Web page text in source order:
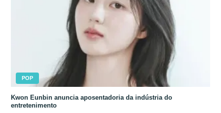
POP
Kwon Eunbin anuncia aposentadoria da indústria do
entretenimento